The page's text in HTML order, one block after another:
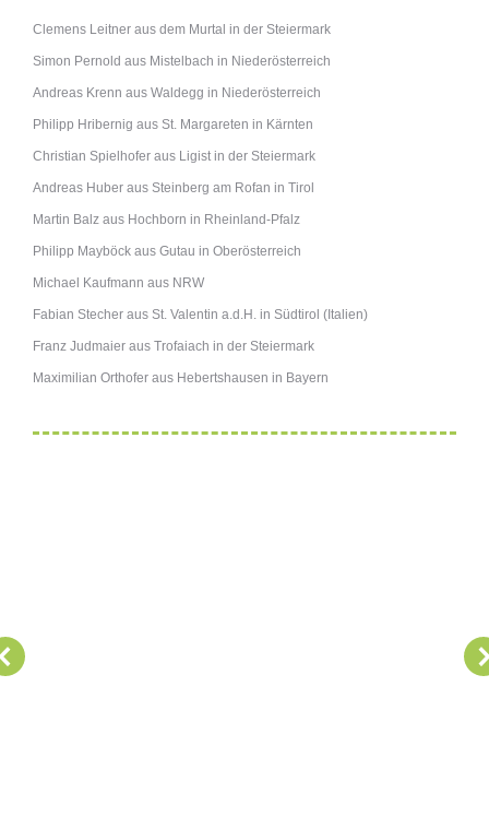
Clemens Leitner aus dem Murtal in der Steiermark
Simon Pernold aus Mistelbach in Niederösterreich
Andreas Krenn aus Waldegg in Niederösterreich
Philipp Hribernig aus St. Margareten in Kärnten
Christian Spielhofer aus Ligist in der Steiermark
Andreas Huber aus Steinberg am Rofan in Tirol
Martin Balz aus Hochborn in Rheinland-Pfalz
Philipp Mayböck aus Gutau in Oberösterreich
Michael Kaufmann aus NRW
Fabian Stecher aus St. Valentin a.d.H. in Südtirol (Italien)
Franz Judmaier aus Trofaiach in der Steiermark
Maximilian Orthofer aus Hebertshausen in Bayern